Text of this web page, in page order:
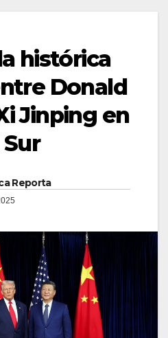
histórica
Donald
Jinping en
Reporta